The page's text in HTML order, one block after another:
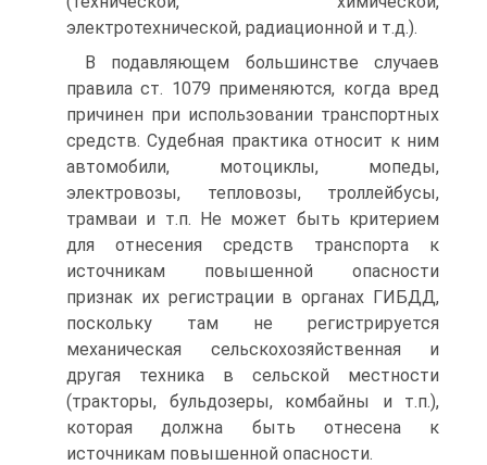
электротехнической, радиационной и т.д.).
В подавляющем большинстве случаев
правила ст. 1079 применяются, когда вред
причинен при использовании транспортных
средств. Судебная практика относит к ним
автомобили, мотоциклы, мопеды,
электровозы, тепловозы, троллейбусы,
трамваи и т.п. Не может быть критерием
для отнесения средств транспорта к
источникам повышенной опасности
признак их регистрации в органах ГИБДД,
поскольку там не регистрируется
механическая сельскохозяйственная и
другая техника в сельской местности
(тракторы, бульдозеры, комбайны и т.п.),
которая должна быть отнесена к
источникам повышенной опасности.